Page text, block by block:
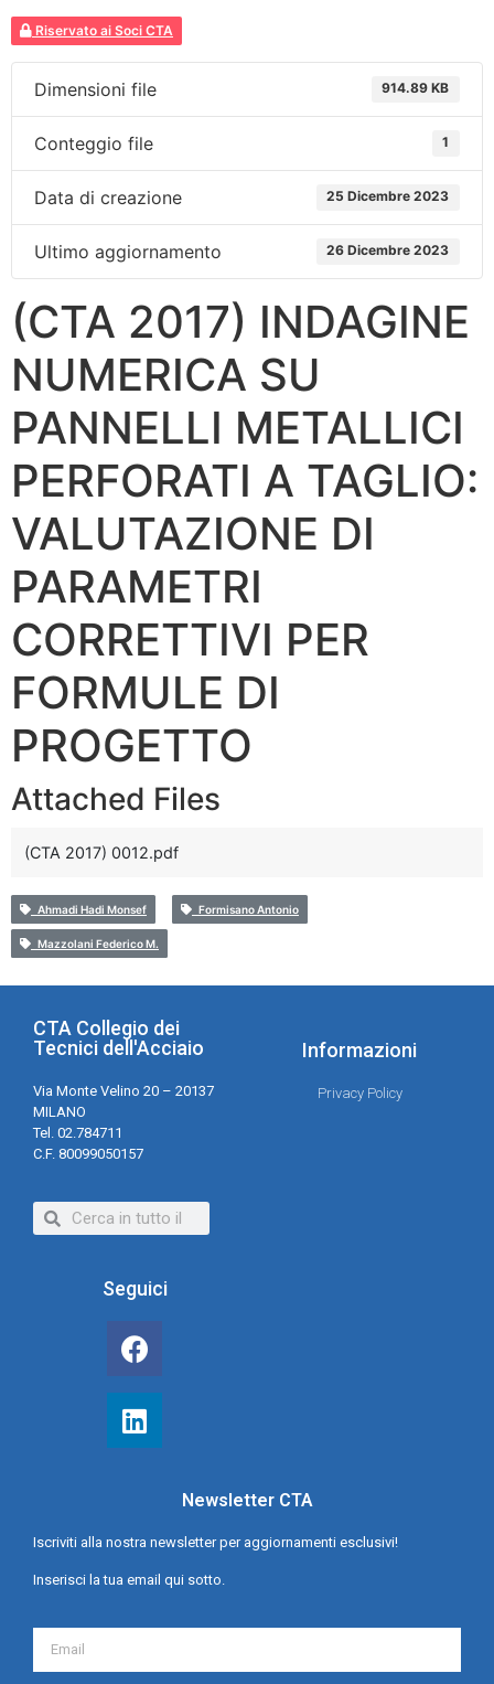
Riservato ai Soci CTA
Dimensioni file 914.89 KB
Conteggio file 1
Data di creazione 25 Dicembre 2023
Ultimo aggiornamento 26 Dicembre 2023
(CTA 2017) INDAGINE
NUMERICA SU
PANNELLI METALLICI
PERFORATI A TAGLIO:
VALUTAZIONE DI
PARAMETRI
CORRETTIVI PER
FORMULE DI
PROGETTO
Attached Files
(CTA 2017) 0012.pdf
Ahmadi Hadi Monsef Formisano Antonio
Mazzolani Federico M.
CTA Collegio dei
Tecnici dell'Acciaio
Via Monte Velino 20 – 20137
MILANO
Tel. 02.784711
C.F. 80099050157
Informazioni
Privacy Policy
Seguici
Newsletter CTA
Iscriviti alla nostra newsletter per aggiornamenti esclusivi!
Inserisci la tua email qui sotto.